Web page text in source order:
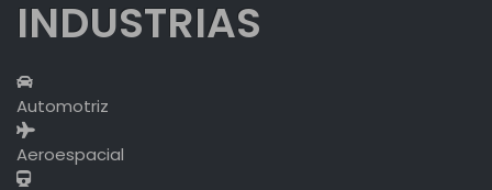
INDUSTRIAS
Automotriz
Aeroespacial